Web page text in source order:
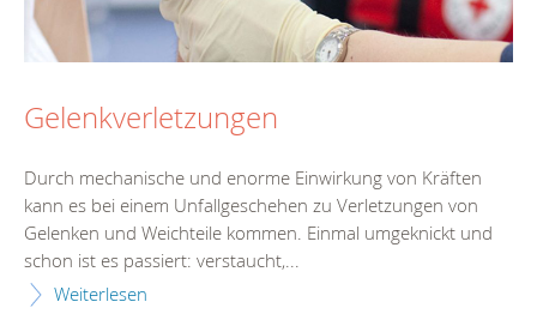
Gelenkverletzungen
Durch mechanische und enorme Einwirkung von Kräften
kann es bei einem Unfallgeschehen zu Verletzungen von
Gelenken und Weichteile kommen. Einmal umgeknickt und
schon ist es passiert: verstaucht,...
Weiterlesen